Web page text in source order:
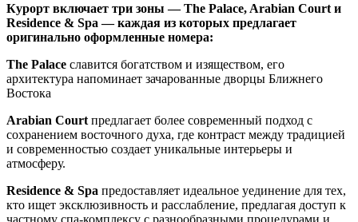
Курорт включает три зоны — The Palace, Arabian Court и
Residence & Spa — каждая из которых предлагает
оригинально оформленные номера:
The Palace славится богатством и изяществом, его
архитектура напоминает зачарованные дворцы Ближнего
Востока
Arabian Court предлагает более современный подход с
сохранением восточного духа, где контраст между традицией
и современностью создает уникальные интерьеры и
атмосферу.
Residence & Spa предоставляет идеальное уединение для тех,
кто ищет эксклюзивность и расслабление, предлагая доступ к
частному спа-комплексу с разнообразными процедурами и